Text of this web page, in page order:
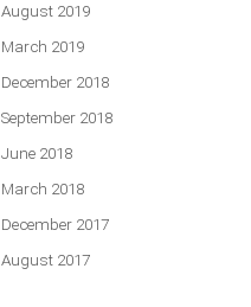
August 2019
March 2019
December 2018
September 2018
June 2018
March 2018
December 2017
August 2017